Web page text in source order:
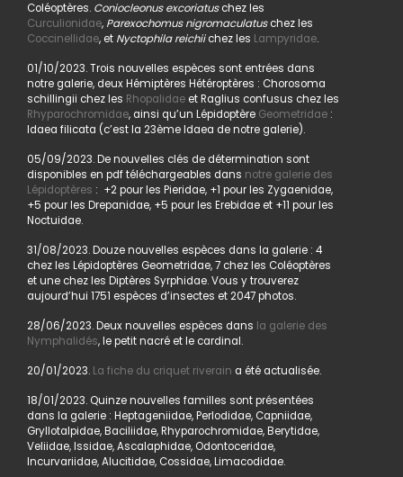
Coléoptères. Coniocleonus excoriatuschez les
Curculionidae, Parexochomus nigromaculatuschez les
Coccinellidae, et Nyctophila reichiichez les Lampyridae.
01/10/2023. Trois nouvelles espèces sont entrées dans
notre galerie, deux Hémiptères Hétéroptères : Chorosoma
schillingii chez les Rhopalidaeet Raglius confusus chez les
Rhyparochromidae, ainsi qu’un Lépidoptère Geometridae:
Idaea filicata (c’est la 23ème Idaea de notre galerie).
05/09/2023. De nouvelles clés de détermination sont
disponibles en pdf téléchargeables dans notre galerie des
Lépidoptères : +2 pour les Pieridae, +1 pour les Zygaenidae,
+5 pour les Drepanidae, +5 pour les Erebidae et +11 pour les
Noctuidae.
31/08/2023. Douze nouvelles espèces dans la galerie : 4
chez les Lépidoptères Geometridae, 7 chez les Coléoptères
et une chez les Diptères Syrphidae. Vous y trouverez
aujourd’hui 1751 espèces d’insectes et 2047 photos.
28/06/2023. Deux nouvelles espèces dans la galerie des
Nymphalidés, le petit nacré et le cardinal.
20/01/2023. La fiche du criquet riverain a été actualisée.
18/01/2023. Quinze nouvelles familles sont présentées
dans la galerie : Heptageniidae, Perlodidae, Capniidae,
Gryllotalpidae, Baciliidae, Rhyparochromidae, Berytidae,
Veliidae, Issidae, Ascalaphidae, Odontoceridae,
Incurvariidae, Alucitidae, Cossidae, Limacodidae.